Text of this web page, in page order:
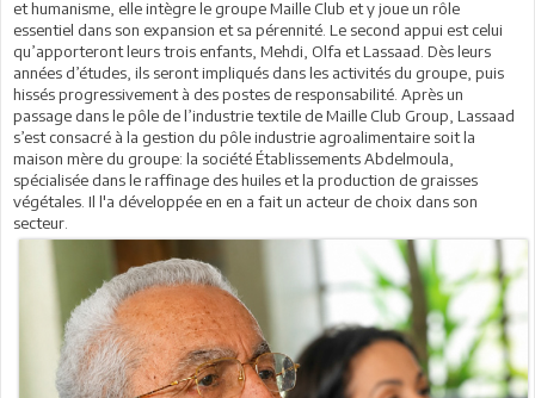
et humanisme, elle intègre le groupe Maille Club et y joue un rôle
essentiel dans son expansion et sa pérennité. Le second appui est celui
qu’apporteront leurs trois enfants, Mehdi, Olfa et Lassaad. Dès leurs
années d’études, ils seront impliqués dans les activités du groupe, puis
hissés progressivement à des postes de responsabilité. Après un
passage dans le pôle de l’industrie textile de Maille Club Group, Lassaad
s’est consacré à la gestion du pôle industrie agroalimentaire soit la
maison mère du groupe: la société Établissements Abdelmoula,
spécialisée dans le raffinage des huiles et la production de graisses
végétales. Il l'a développée en en a fait un acteur de choix dans son
secteur.